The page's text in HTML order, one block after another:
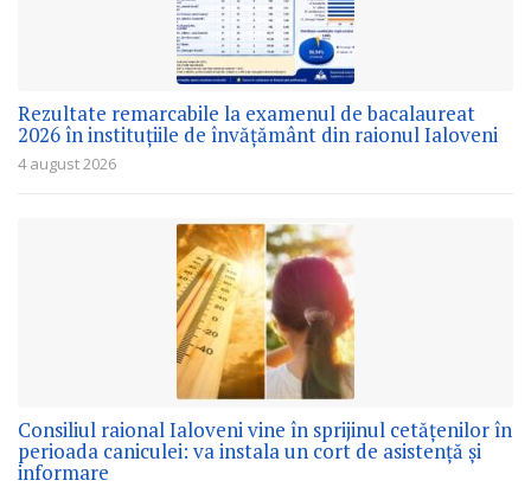
Rezultate remarcabile la examenul de bacalaureat
2026 în instituțiile de învățământ din raionul Ialoveni
4 august 2026
Consiliul raional Ialoveni vine în sprijinul cetățenilor în
perioada caniculei: va instala un cort de asistență și
informare